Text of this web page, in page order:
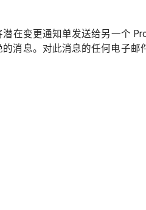
在变更通知单发送给另一个
消息。对此消息的任何电子邮